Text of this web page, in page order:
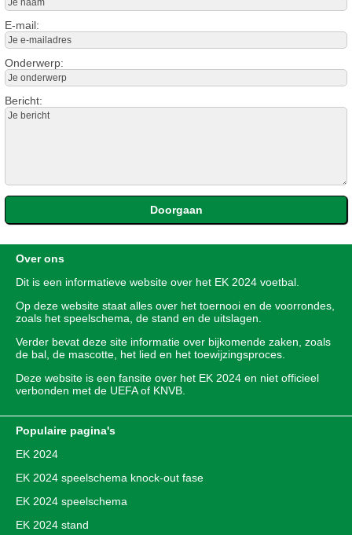
E-mail:
Onderwerp:
Bericht:
Over ons
Dit is een informatieve website over het EK 2024 voetbal.
Op deze website staat alles over het toernooi en de voorrondes,
zoals het speelschema, de stand en de uitslagen.
Verder bevat deze site informatie over bijkomende zaken, zoals
de bal, de mascotte, het lied en het toewijzingsproces.
Deze website is een fansite over het EK 2024 en niet officieel
verbonden met de UEFA of KNVB.
Populaire pagina's
EK 2024
EK 2024 speelschema knock-out fase
EK 2024 speelschema
EK 2024 stand